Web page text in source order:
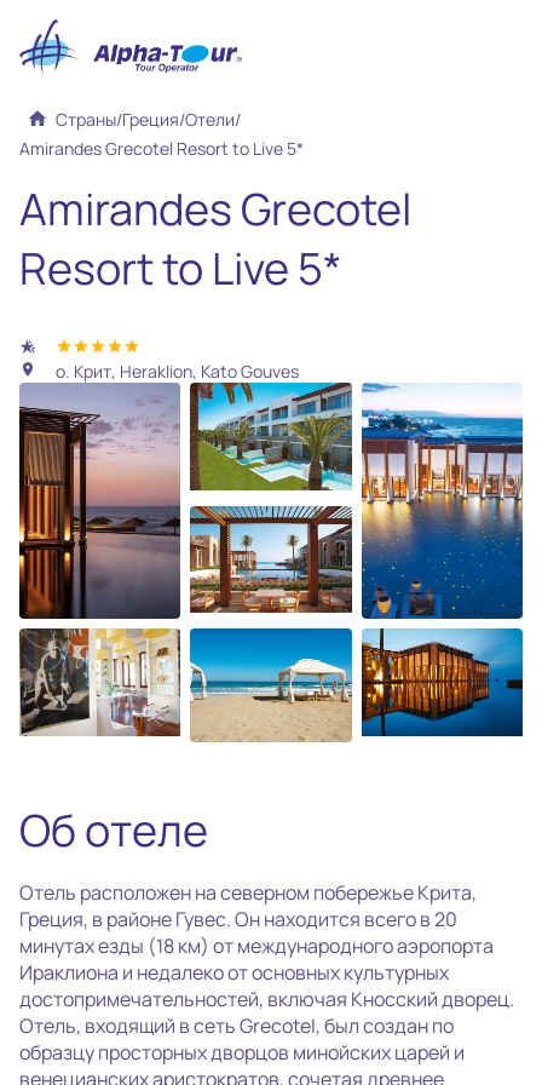
home Страны/Греция/Отели/
Amirandes Grecotel Resort to Live 5*
Amirandes Grecotel
Resort to Live 5*
hotel_class starstarstarstarstar
location_on
о. Крит, Heraklion, Kato Gouves
photo_camera
Все фотографии
(46)
Об отеле
Отель расположен на северном побережье Крита,
Греция, в районе Гувес. Он находится всего в 20
минутах езды (18 км) от международного аэропорта
Ираклиона и недалеко от основных культурных
достопримечательностей, включая Кносский дворец.
Отель, входящий в сеть Grecotel, был создан по
образцу просторных дворцов минойских царей и
венецианских аристократов, сочетая древнее